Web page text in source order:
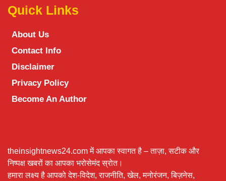
Quick Links
About Us
Contact Info
Disclaimer
Privacy Policy
Become An Author
theinsightnews24.com में आपका स्वागत है – ताज़ा, सटीक और
निष्पक्ष खबरों का आपका भरोसेमंद स्रोत।
हमारा लक्ष्य है आपको देश-विदेश, राजनीति, खेल, मनोरंजन, बिज़नेस,